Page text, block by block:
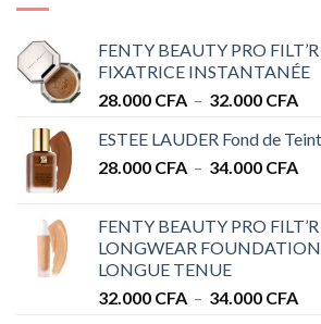
FENTY BEAUTY PRO
FIXATRICE INSTANTANÉE
28.000 CFA – 32.000 CFA
ESTEE LAUDER Fond de
28.000 CFA – 34.000 CFA
à
FENTY BEAUTY PRO
LONGWEAR
LONGUE TENUE
32.000 CFA – 34.000 CFA